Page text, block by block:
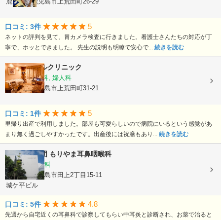
口コミ: 3件 5
ネットの評判を見て、胃カメラ検査に行きました。看護士さんたちの対応が丁
寧で、ホッとできました。 先生の説明も明瞭で安心で... 続きを読む
平野エンゼルクリニック
産婦人科, 産科, 婦人科
鹿児島県鹿児島市上荒田町31-21
口コミ: 1件 5
里帰り出産で利用しました。部屋も可愛らしいので病院にいるという感覚があ
まり無く過ごしやすかったです。出産後には祝膳もあり... 続きを読む
医療法人社団 もりやま耳鼻咽喉科
耳鼻いんこう科
鹿児島県鹿児島市田上2丁目15-11
城ケ平ビル
口コミ: 5件 4.8
先週から自宅近くの耳鼻科で診察してもらい中耳炎と診断され、お薬で治ると